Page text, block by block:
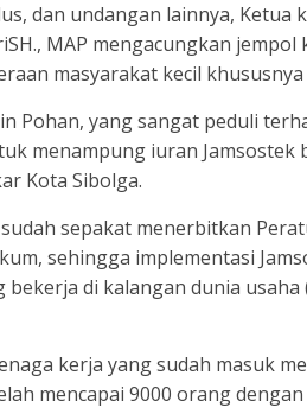
dan undangan lainnya, Ketua
MAP mengacungkan jempol
masyarakat kecil
Pohan, yang sangat peduli
menampung iuran Jamsostek
Kota Sibolga.
sepakat menerbitkan
sehingga implementasi
di kalangan dunia usaha
kerja yang sudah masuk
mencapai 9000 orang